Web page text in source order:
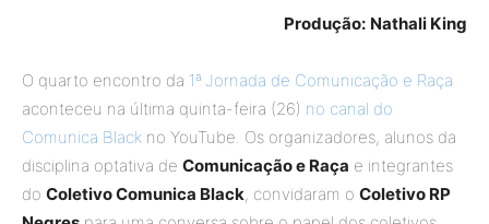
Produção: Nathali King
O quarto encontro da 1ª Jornada de Comunicação e Raça
aconteceu na última quinta-feira (26) no canal do
Comunica Black no YouTube. Os organizadores, alunos da
disciplina optativa de Comunicação e Raça e integrantes
do Coletivo Comunica Black, convidaram o Coletivo RP